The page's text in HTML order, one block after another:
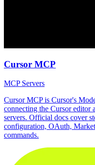
Cursor MCP
MCP Servers
Cursor MCP is Cursor's
connecting the Cursor editor
servers. Official docs cover
configuration, OAuth,
commands.